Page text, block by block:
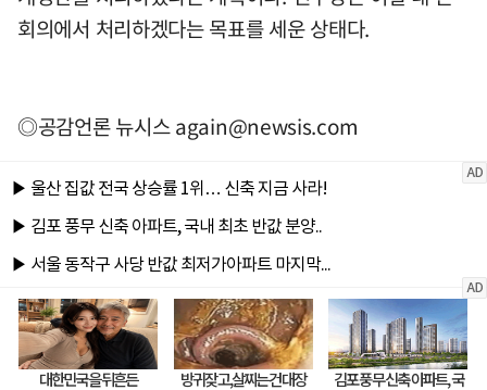
회의에서 처리하겠다는 목표를 세운 상태다.
◎공감언론 뉴시스again@newsis.com